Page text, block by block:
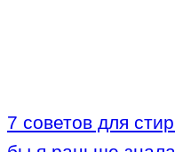
7 советов для